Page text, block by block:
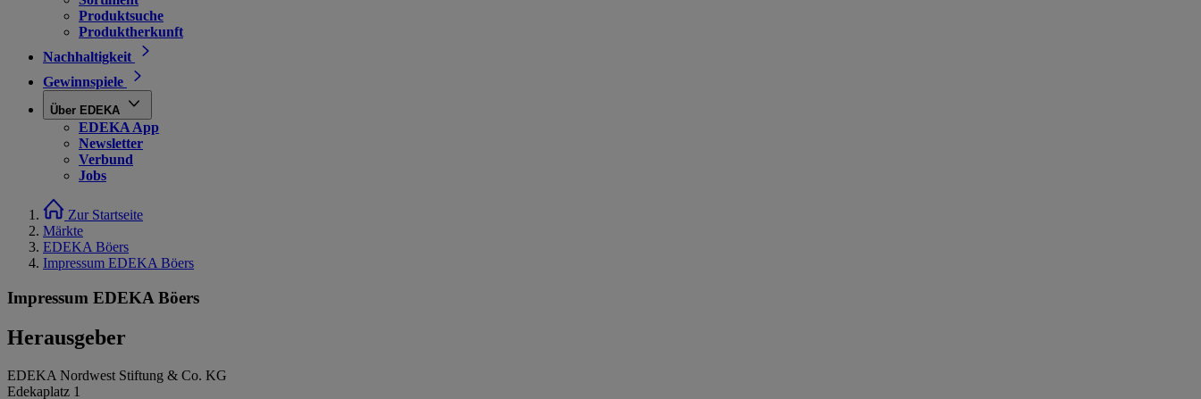
Produktsuche
Produktherkunft
Nachhaltigkeit
Gewinnspiele
Über EDEKA
EDEKA App
Newsletter
Verbund
Jobs
Zur Startseite
Märkte
EDEKA Böers
Impressum EDEKA Böers
Impressum EDEKA Böers
Herausgeber
EDEKA Nordwest Stiftung & Co. KG
Edekaplatz 1